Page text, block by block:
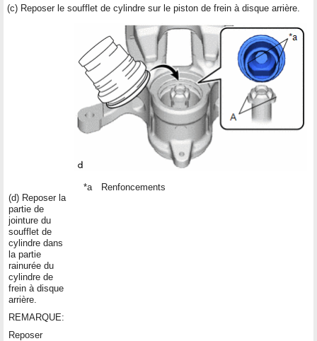
(c) Reposer le soufflet de cylindre sur le piston de frein à disque arrière.
(d) Reposer la
partie de
jointure du
soufflet de
cylindre dans
la partie
rainurée du
cylindre de
frein à disque
arrière.
REMARQUE:
Reposer
*a Renfoncements